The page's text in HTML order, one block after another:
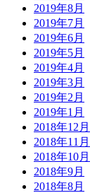
2019年8月
2019年7月
2019年6月
2019年5月
2019年4月
2019年3月
2019年2月
2019年1月
2018年12月
2018年11月
2018年10月
2018年9月
2018年8月